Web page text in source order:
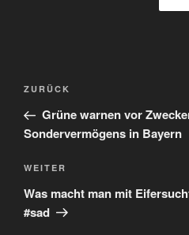
Beitragsnavigation
Vorheriger
Beitrag
ZURÜCK
Grüne warnen vor
Sondervermögens in Bayern
Nächster
Beitrag
WEITER
Was macht man mit
#sad